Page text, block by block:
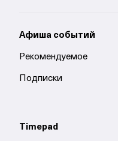
Афиша событий
Рекомендуемое
Подписки
Timepad